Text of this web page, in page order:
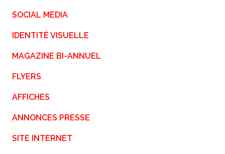
SOCIAL MEDIA
IDENTITÉ VISUELLE
MAGAZINE BI-ANNUEL
FLYERS
AFFICHES
ANNONCES PRESSE
SITE INTERNET